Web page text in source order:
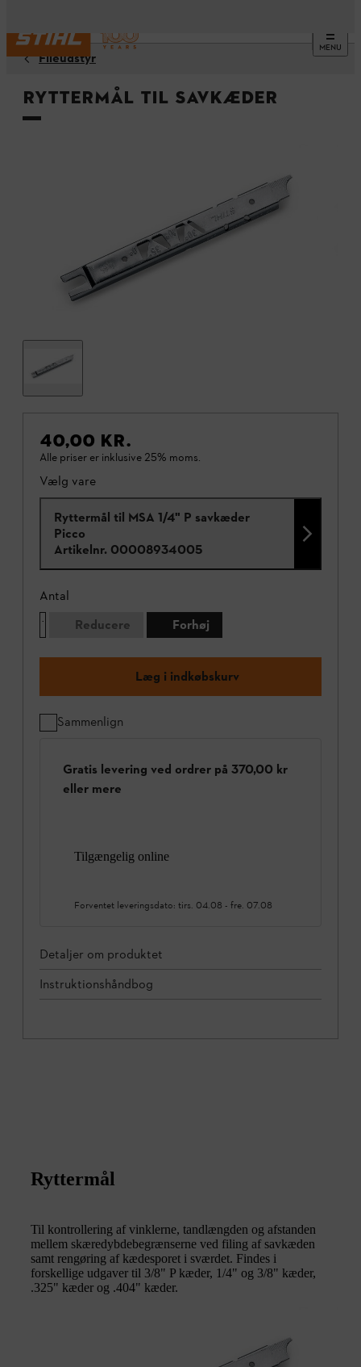
MENU
Fileudstyr
Ryttermål til savkæder
40,00 KR.
Alle priser er inklusive 25% moms.
Vælg vare
Ryttermål til MSA 1/4" P savkæder
Picco
Artikelnr. 00008934005
Antal
Reducere
Forhøj
Læg i indkøbskurv
Sammenlign
Gratis levering ved ordrer på 370,00 kr
eller mere
Tilgængelig online
Forventet leveringsdato: tirs. 04.08 - fre. 07.08
Detaljer om produktet
Instruktionshåndbog
Ryttermål
Til kontrollering af vinklerne, tandlængden og afstanden
mellem skæredybdebegrænserne ved filing af savkæden
samt rengøring af kædesporet i sværdet. Findes i
forskellige udgaver til 3/8" P kæder, 1/4" og 3/8" kæder,
.325" kæder og .404" kæder.